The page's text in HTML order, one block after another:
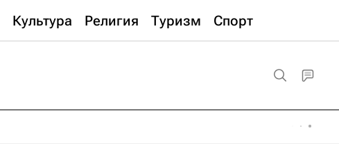
Культура Религия Туризм Спорт